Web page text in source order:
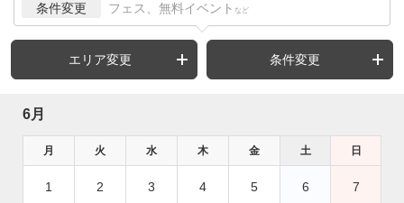
条件変更 フェス、無料イベント など
エリア変更 条件変更
6月
月 火 水 木 金 土 日
1 2 3 4 5 6 7